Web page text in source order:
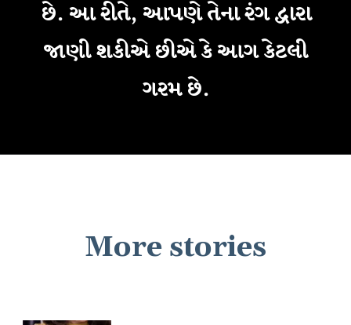
છે. આ રીતે, આપણે તેના રંગ દ્વારા
જાણી શકીએ છીએ કે આગ કેટલી
ગરમ છે.
More stories